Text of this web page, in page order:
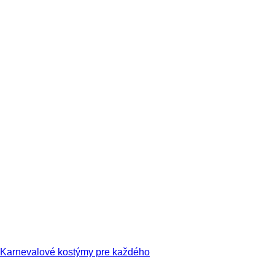
Karnevalové kostýmy pre každého